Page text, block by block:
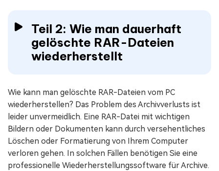
Teil 2: Wie man dauerhaft
gelöschte RAR-Dateien
wiederherstellt
Wie kann man gelöschte RAR-Dateien vom PC
wiederherstellen? Das Problem des Archivverlusts ist
leider unvermeidlich. Eine RAR-Datei mit wichtigen
Bildern oder Dokumenten kann durch versehentliches
Löschen oder Formatierung von Ihrem Computer
verloren gehen. In solchen Fällen benötigen Sie eine
professionelle Wiederherstellungssoftware für Archive.